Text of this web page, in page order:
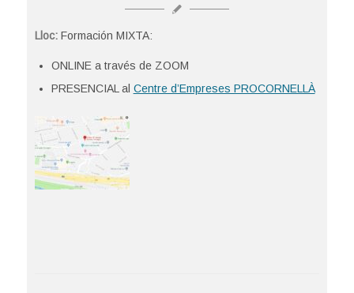
Lloc:Formación MIXTA:
ONLINE a través de ZOOM
PRESENCIAL al Centre d’Empreses PROCORNELLÀ